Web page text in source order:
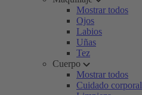
Mostrar todos
Ojos
Labios
Uñas
Tez
Cuerpo
Mostrar todos
Cuidado corporal